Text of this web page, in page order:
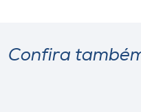
Confira